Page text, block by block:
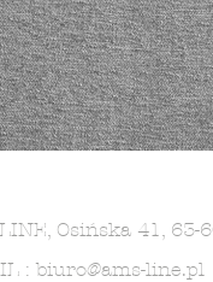
Osińska 41,
: biuro@ams-line.pl